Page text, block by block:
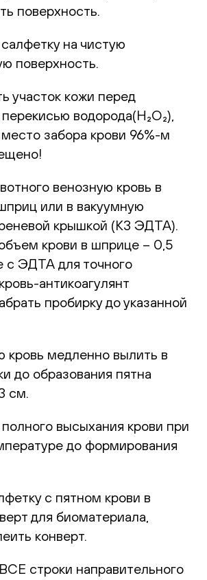
поверхность.
на чистую
поверхность.
участок кожи перед
водорода(H₂O₂),
забора крови 96%-м
венозную кровь в
или в вакуумную
крышкой (К3 ЭДТА).
крови в шприце – 0,5
с ЭДТА для точного
антикоагулянт
пробирку до указанной
медленно вылить в
до образования пятна
см.
высыхания крови при
до формирования
с пятном крови в
для биоматериала,
конверт.
строки направительного